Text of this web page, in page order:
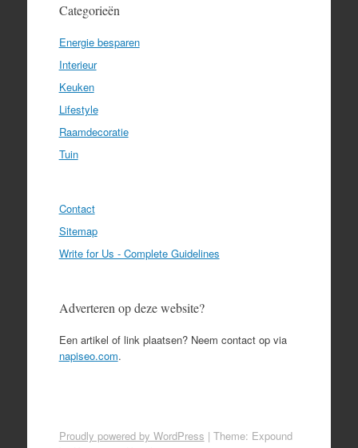
Categorieën
Energie besparen
Interieur
Keuken
Lifestyle
Raamdecoratie
Tuin
Contact
Sitemap
Write for Us - Complete Guidelines
Adverteren op deze website?
Een artikel of link plaatsen? Neem contact op via
napiseo.com.
Proudly powered by WordPress | Theme: Expound